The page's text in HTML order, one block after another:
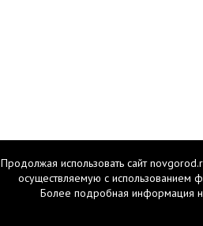
Продолжая использовать сайт
осуществляемую с использованием
Более подробная информация